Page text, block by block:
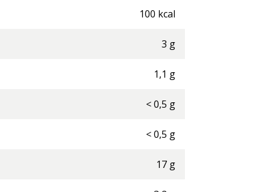
100 kcal
3 g
1,1 g
<0,5 g
<0,5 g
17 g